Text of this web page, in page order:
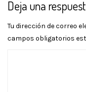
Deja una
Tu dirección de correo
campos obligatorios